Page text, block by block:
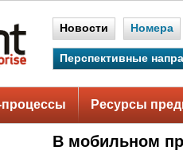
Новости Номера
Перспективные
процессы Ресурсы
В мобильном